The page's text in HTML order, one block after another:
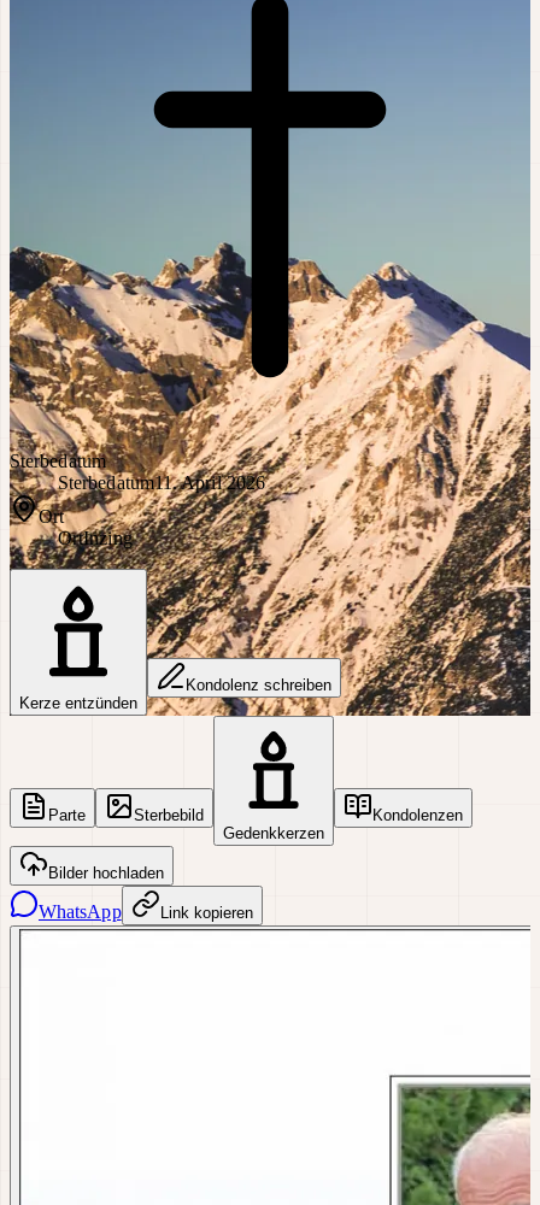
Sterbedatum
Sterbedatum11. April 2026
Ort
OrtInzing
Kerze entzünden
Kondolenz schreiben
Parte
Sterbebild
Gedenkkerzen
Kondolenzen
Bilder hochladen
WhatsApp Link kopieren